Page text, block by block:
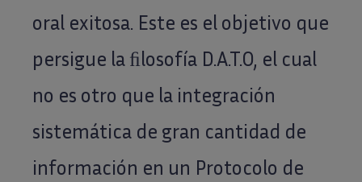
oral exitosa. Este es el objetivo que
persigue la ﬁlosofía D.A.T.O, el cual
no es otro que la integración
sistemática de gran cantidad de
información en un Protocolo de